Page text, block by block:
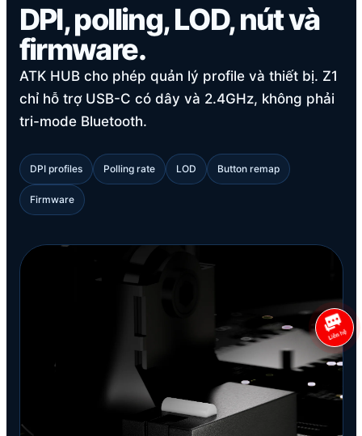
DPI, polling, LOD, nút và
firmware.
ATK HUB cho phép quản lý profile và thiết bị. Z1
chỉ hỗ trợ USB-C có dây và 2.4GHz, không phải
tri-mode Bluetooth.
DPI profiles Polling rate LOD Button remap
Firmware